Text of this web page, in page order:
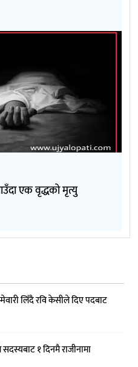
एक वृद्धको मृत्यु
लिँदै रवि केसीले दिए पदबाट
१ दिनमै राजीनामा